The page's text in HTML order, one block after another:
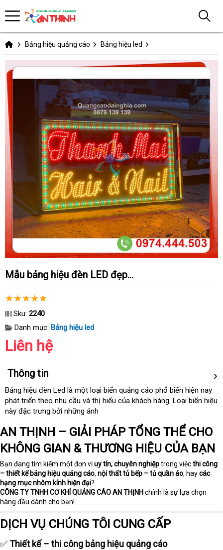
Bảng hiệu quảng cáo Bảng hiệu led
Mẫu bảng hiệu đèn LED đẹp...
Sku: 2240
Danh mục: Bảng hiệu led
Liên hệ
Thông tin
Bảng hiệu đèn Led là một loại biển quảng cáo phổ biến nhập
khẩu
hiện nay
phát triển theo nhu cầu Hàn
Quốc
và thị hiếu link
của khách hàngsử
. Loại biển hiệu
này đặc trưng tự
bởi miễn
những ánh
AN THỊNH – GIẢI PHÁP TỔNG THỂ CHO
KHÔNG GIAN & THƯƠNG HIỆU CỦA BẠN
Bạn đang tìm kiếm một đơn vịuy tín, chuyên nghiệptrong việcthi công
– thiết kế bảng hiệu quảng cáo, nội thất tủ bếp – tủ quần áo, haycác
hạng mục nhôm kính hiện đại?
CÔNG TY TNHH CƠ KHÍ QUẢNG CÁO AN THỊNH chính là sự lựa chọn
hàng đầu dành cho bạn!
DỊCH VỤ CHÚNG TÔI CUNG CẤP
✅Thiết kế – thi công bảng hiệu quảng cáo